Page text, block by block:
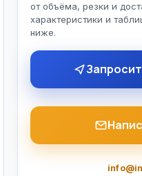
от объёма, резки и
характеристики и
ниже.